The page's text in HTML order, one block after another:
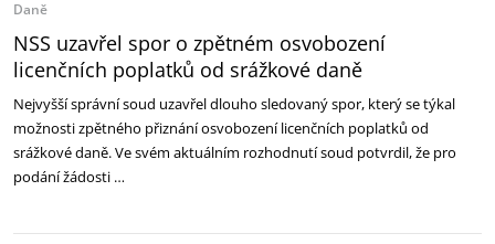
Daně
NSS uzavřel spor o zpětném osvobození
licenčních poplatků od srážkové daně
Nejvyšší správní soud uzavřel dlouho sledovaný spor, který se týkal
možnosti zpětného přiznání osvobození licenčních poplatků od
srážkové daně. Ve svém aktuálním rozhodnutí soud potvrdil, že pro
podání žádosti …